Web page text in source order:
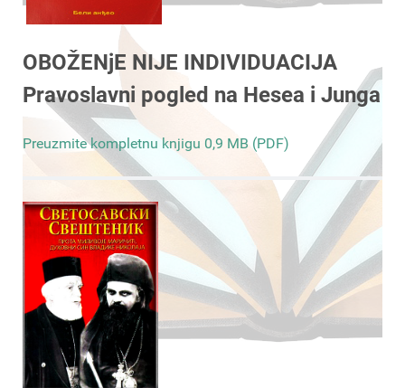
OBOŽENjE NIJE INDIVIDUACIJA
Pravoslavni pogled na Hesea i Junga
Preuzmite kompletnu knjigu 0,9 MB (PDF)